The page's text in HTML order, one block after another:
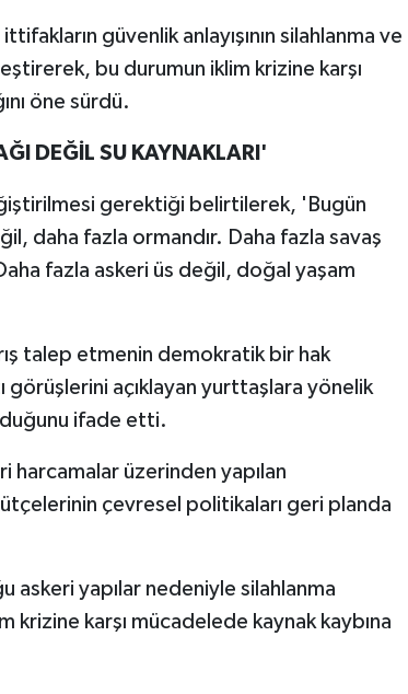
güvenlik anlayışının silahlanma ve
bu durumun iklim krizine karşı
öne sürdü.
DEĞİL SU KAYNAKLARI'
gerektiği belirtilerek, 'Bugün
daha fazla ormandır. Daha fazla savaş
fazla askeri üs değil, doğal yaşam
talep etmenin demokratik bir hak
görüşlerini açıklayan yurttaşlara yönelik
ifade etti.
harcamalar üzerinden yapılan
çevresel politikaları geri planda
askeri yapılar nedeniyle silahlanma
krizine karşı mücadelede kaynak kaybına